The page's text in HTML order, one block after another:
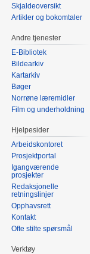
Skjaldeoversikt
Artikler og bokomtaler
Andre tjenester
E-Bibliotek
Bildearkiv
Kartarkiv
Bøger
Norrøne læremidler
Film og underholdning
Hjelpesider
Arbeidskontoret
Prosjektportal
Igangværende
prosjekter
Redaksjonelle
retningslinjer
Opphavsrett
Kontakt
Ofte stilte spørsmål
Verktøy